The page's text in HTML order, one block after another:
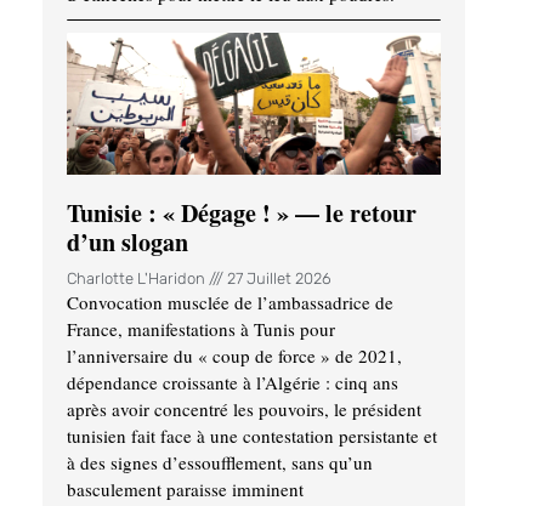
Tunisie : « Dégage ! » — le retour
d’un slogan
Charlotte L'Haridon 27 Juillet 2026
Convocation musclée de l’ambassadrice de
France, manifestations à Tunis pour
l’anniversaire du « coup de force » de 2021,
dépendance croissante à l’Algérie : cinq ans
après avoir concentré les pouvoirs, le président
tunisien fait face à une contestation persistante et
à des signes d’essoufflement, sans qu’un
basculement paraisse imminent